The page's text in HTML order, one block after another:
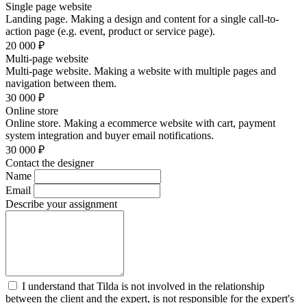
Single page website
Landing page. Making a design and content for a single call-to-
action page (e.g. event, product or service page).
20 000 ₽
Multi-page website
Multi-page website. Making a website with multiple pages and
navigation between them.
30 000 ₽
Online store
Online store. Making a ecommerce website with cart, payment
system integration and buyer email notifications.
30 000 ₽
Contact the designer
Name
Email
Describe your assignment
I understand that Tilda is not involved in the relationship
between the client and the expert, is not responsible for the expert's